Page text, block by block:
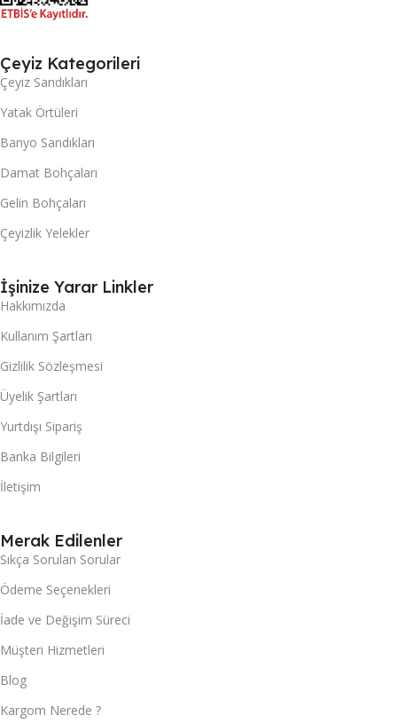
Çeyiz Kategorileri
Çeyiz Sandıkları
Yatak Örtüleri
Banyo Sandıkları
Damat Bohçaları
Gelin Bohçaları
Çeyizlik Yelekler
İşinize Yarar Linkler
Hakkımızda
Kullanım Şartları
Gizlilik Sözleşmesi
Üyelik Şartları
Yurtdışı Sipariş
Banka Bilgileri
İletişim
Merak Edilenler
Sıkça Sorulan Sorular
Ödeme Seçenekleri
İade ve Değişim Süreci
Müşteri Hizmetleri
Blog
Kargom Nerede ?